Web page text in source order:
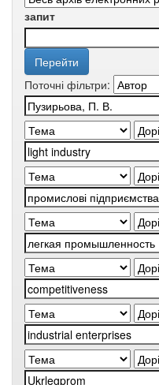
запит
Поточні фільтри: